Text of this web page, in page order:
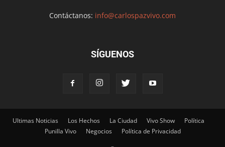
Contáctanos: info@carlospazvivo.com
SÍGUENOS
Ultimas Noticias Los Hechos La Ciudad Vivo Show
Política
Punilla Vivo
Negocios Política de Privacidad